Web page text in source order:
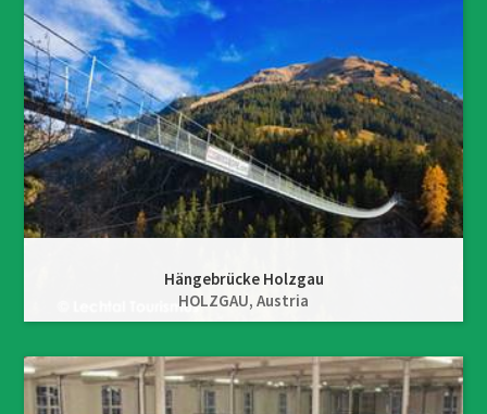
Hängebrücke Holzgau
HOLZGAU, Austria